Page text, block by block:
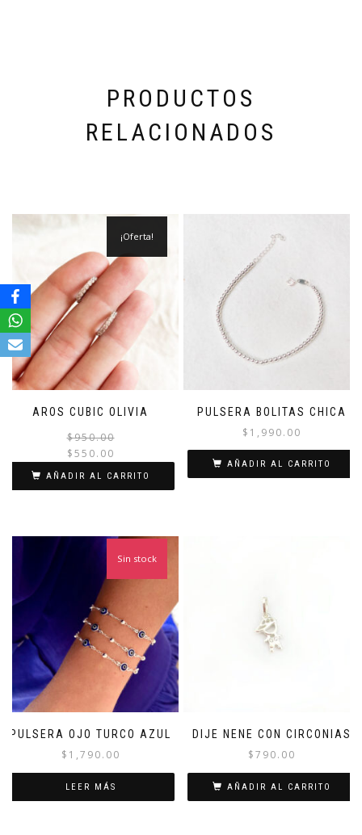
PRODUCTOS
RELACIONADOS
AROS CUBIC OLIVIA
¡Oferta!
$950.00
precio
$550.00
precio
AÑADIR AL CARRITO
PULSERA BOLITAS CHICA
$ 1,990.00
AÑADIR AL CARRITO
PULSERA OJO TURCO AZUL
$ 1,790.00
Sin stock
LEER MÁS
DIJE NENE CON CIRCONIAS
$790.00
AÑADIR AL CARRITO